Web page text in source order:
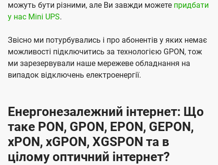
можуть бути різними, але Ви завжди можете придбати
у нас Mini UPS.
Звісно ми потурбувались і про абонентів у яких немає
можливості підключитись за технологією GPON, тож
ми зарезервували наше мережеве обладнання на
випадок відключень електроенергії.
Енергонезалежний інтернет: Що
таке PON, GPON, EPON, GEPON,
xPON, xGPON, XGSPON та в
цілому оптичний інтернет?